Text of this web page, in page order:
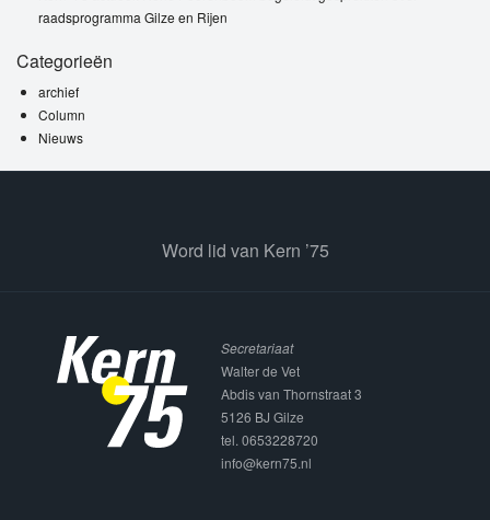
raadsprogramma Gilze en Rijen
Categorieën
archief
Column
Nieuws
Word lid van Kern ’75
Secretariaat
Walter de Vet
Abdis van Thornstraat 3
5126 BJ Gilze
tel. 0653228720
info@kern75.nl